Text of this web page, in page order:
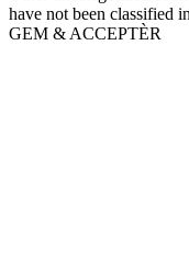
have not been classified
GEM & ACCEPTÈR